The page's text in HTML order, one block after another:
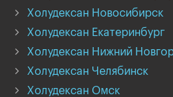
Холудексан Новосибирск
Холудексан Екатеринбург
Холудексан Нижний
Холудексан Челябинск
Холудексан Омск